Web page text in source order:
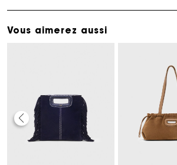
Vous aimerez aussi
Carte Cadeau Maje : la meilleure